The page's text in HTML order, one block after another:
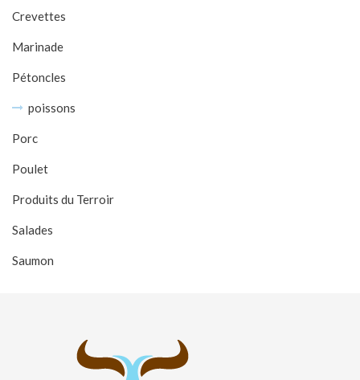
Crevettes
Marinade
Pétoncles
poissons
Porc
Poulet
Produits du Terroir
Salades
Saumon